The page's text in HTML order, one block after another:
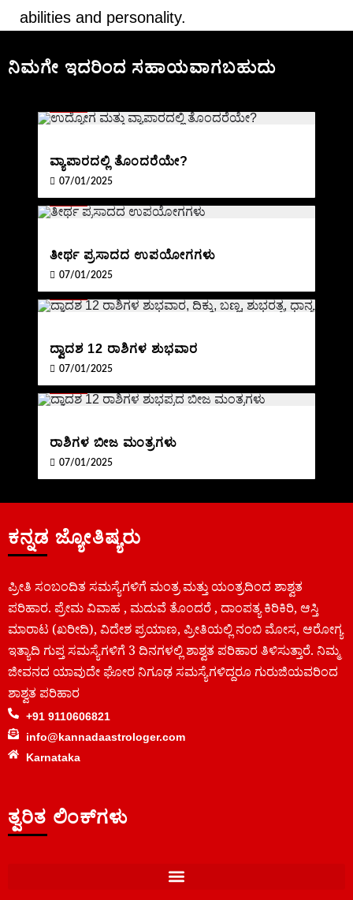
abilities and personality.
ನಿಮಗೇ ಇದರಿಂದ ಸಹಾಯವಾಗಬಹುದು
ವ್ಯಾಪಾರದಲ್ಲಿ ತೊಂದರೆಯೇ?
07/01/2025
BLOG
ತೀರ್ಥ ಪ್ರಸಾದದ ಉಪಯೋಗಗಳು
07/01/2025
BLOG
ದ್ವಾದಶ 12 ರಾಶಿಗಳ ಶುಭವಾರ
07/01/2025
BLOG
ರಾಶಿಗಳ ಬೀಜ ಮಂತ್ರಗಳು
07/01/2025
ಕನ್ನಡ ಜ್ಯೋತಿಷ್ಯರು
ಪ್ರೀತಿ ಸಂಬಂದಿತ ಸಮಸ್ಯೆಗಳಿಗೆ ಮಂತ್ರ ಮತ್ತು ಯಂತ್ರದಿಂದ ಶಾಶ್ವತ
ಪರಿಹಾರ. ಪ್ರೇಮ ವಿವಾಹ , ಮದುವೆ ತೊಂದರೆ , ದಾಂಪತ್ಯ ಕಿರಿಕಿರಿ, ಆಸ್ತಿ
ಮಾರಾಟ (ಖರೀದಿ), ವಿದೇಶ ಪ್ರಯಾಣ, ಪ್ರೀತಿಯಲ್ಲಿ ನಂಬಿ ಮೋಸ, ಆರೋಗ್ಯ
ಇತ್ಯಾದಿ ಗುಪ್ತ ಸಮಸ್ಯೆಗಳಿಗೆ 3 ದಿನಗಳಲ್ಲಿ ಶಾಶ್ವತ ಪರಿಹಾರ ತಿಳಿಸುತ್ತಾರೆ. ನಿಮ್ಮ
ಜೀವನದ ಯಾವುದೇ ಘೋರ ನಿಗೂಢ ಸಮಸ್ಯೆಗಳಿದ್ದರೂ ಗುರುಜಿಯವರಿಂದ
ಶಾಶ್ವತ ಪರಿಹಾರ
+91 9110606821
info@kannadaastrologer.com
Karnataka
ತ್ವರಿತ ಲಿಂಕ್‌ಗಳು